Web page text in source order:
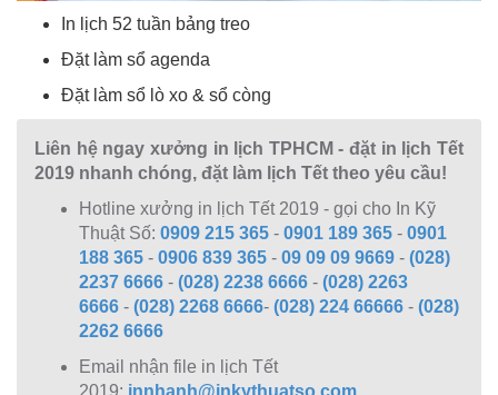
In lịch 52 tuần bảng treo
Đặt làm sổ agenda
Đặt làm sổ lò xo & sổ còng
Liên hệ ngay xưởng in lịch TPHCM - đặt in lịch Tết
2019 nhanh chóng, đặt làm lịch Tết theo yêu cầu!
Hotline xưởng in lịch Tết 2019 - gọi cho In Kỹ
Thuật Số: 0909 215 365 - 0901 189 365 - 0901
188 365 - 0906 839 365 - 09 09 09 9669 - (028)
2237 6666 - (028) 2238 6666 - (028) 2263
6666 - (028) 2268 6666- (028) 224 66666 - (028)
2262 6666
Email nhận file in lịch Tết